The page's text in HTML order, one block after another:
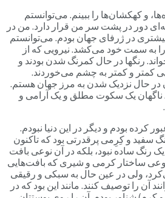
و کهکشان‌ها را ببینم. می‌توانستم
دور در پشت سر من قرار دارد. من در
در ژرفای جهان بودم. می‌توانستم
به سمت خود می‌کشد. نیرویی که از
رنگها در حال کمرنگ شدن بودند و
کمتر و کمتر به چشم می‌خوردند.
حال نزدیک شدن به مرز جهان هستم.
یک سکوت مطلق و یک آرامی و
کرده بودم و دیگر در این دنیا نبودم.
سفید و کِرِمی پرقدرتی بود که تاکنون
یک رنگ ساده نبود، بلکه در آن نوعی بافت
ساختار کرمی و شیری که بافت‌هایی
ولی در عین حال به سبکی و رقیقی
آن را توصیف کنند. مانند این بود که در